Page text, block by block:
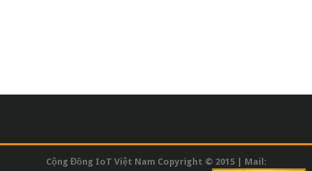
Cộng Đồng IoT Việt Nam Copyright © 2015 | Mail: